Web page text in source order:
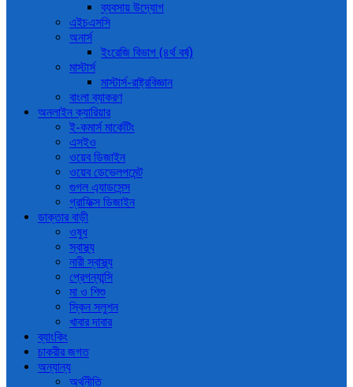
ব্যবসায় উদ্যোগ
এইচএসসি
অনার্স
ইংরেজি বিভাগ (৪র্থ বর্ষ)
মাস্টার্স
মাস্টার্স-রাষ্ট্রবিজ্ঞান
বাংলা ব্যাকরণ
অনলাইন ক্যারিয়ার
ই-কমার্স মার্কেটিং
এসইও
ওয়েব ডিজাইন
ওয়েব ডেভেলপমেন্ট
গুগল এ্যাডসেন্স
গ্রাফিক্স ডিজাইন
ডাক্তার বাড়ী
ওষুধ
স্বাস্থ্য
নারী স্বাস্থ্য
প্রেগন্যান্সি
মা ও শিশু
স্কিন সলুশন
খাবার দাবার
ব্যাংকিং
চাকরীর জগত
অন্যান্য
অর্থনীতি